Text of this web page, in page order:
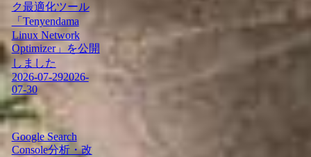
ク最適化ツール
「Tenyendama
Linux Network
Optimizer」を公開
しました
2026-07-292026-
07-30
Google Search
Console分析・改